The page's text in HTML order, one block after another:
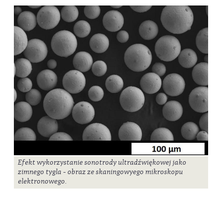
Efekt wykorzystanie sonotrody ultradźwiękowej jako
zimnego tygla - obraz ze skaningowyego mikroskopu
elektronowego.